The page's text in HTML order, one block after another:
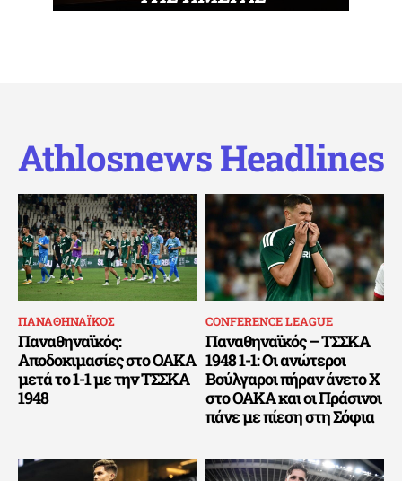
Athlosnews Headlines
ΠΑΝΑΘΗΝΑΪΚΟΣ
Παναθηναϊκός:
Αποδοκιμασίες στο ΟΑΚΑ
μετά το 1-1 με την ΤΣΣΚΑ
1948
CONFERENCE LEAGUE
Παναθηναϊκός – ΤΣΣΚΑ
1948 1-1: Οι ανώτεροι
Βούλγαροι πήραν άνετο Χ
στο ΟΑΚΑ και οι Πράσινοι
πάνε με πίεση στη Σόφια